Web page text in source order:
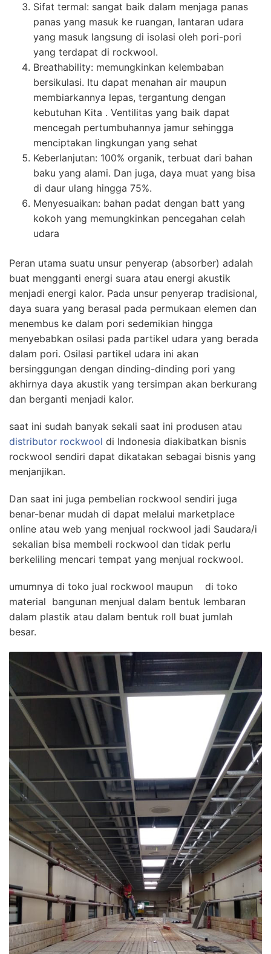
Sifat termal: sangat baik dalam menjaga panas
panas yang masuk ke ruangan, lantaran udara
yang masuk langsung di isolasi oleh pori-pori
yang terdapat di rockwool.
Breathability: memungkinkan kelembaban
bersikulasi. Itu dapat menahan air maupun
membiarkannya lepas, tergantung dengan
kebutuhan Kita . Ventilitas yang baik dapat
mencegah pertumbuhannya jamur sehingga
menciptakan lingkungan yang sehat
Keberlanjutan: 100% organik, terbuat dari bahan
baku yang alami. Dan juga, daya muat yang bisa
di daur ulang hingga 75%.
Menyesuaikan: bahan padat dengan batt yang
kokoh yang memungkinkan pencegahan celah
udara
Peran utama suatu unsur penyerap (absorber) adalah
buat mengganti energi suara atau energi akustik
menjadi energi kalor. Pada unsur penyerap tradisional,
daya suara yang berasal pada permukaan elemen dan
menembus ke dalam pori sedemikian hingga
menyebabkan osilasi pada partikel udara yang berada
dalam pori. Osilasi partikel udara ini akan
bersinggungan dengan dinding-dinding pori yang
akhirnya daya akustik yang tersimpan akan berkurang
dan berganti menjadi kalor.
saat ini sudah banyak sekali saat ini produsen atau
distributor rockwool di Indonesia diakibatkan bisnis
rockwool sendiri dapat dikatakan sebagai bisnis yang
menjanjikan.
Dan saat ini juga pembelian rockwool sendiri juga
benar-benar mudah di dapat melalui marketplace
online atau web yang menjual rockwool jadi Saudara/i
sekalian bisa membeli rockwool dan tidak perlu
berkeliling mencari tempat yang menjual rockwool.
umumnya di toko jual rockwool maupun di toko
material bangunan menjual dalam bentuk lembaran
dalam plastik atau dalam bentuk roll buat jumlah
besar.